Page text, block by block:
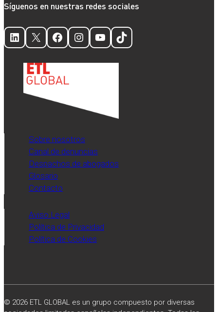
Síguenos en nuestras redes sociales
LinkedIn
X Facebook
Instagram
YouTube
TikTok
Sobre nosotros
Canal de denuncias
Despachos de abogados
Glosario
Contacto
Aviso Legal
Política de Privacidad
Política de Cookies
© 2026 ETL GLOBAL es un grupo compuesto por diversas